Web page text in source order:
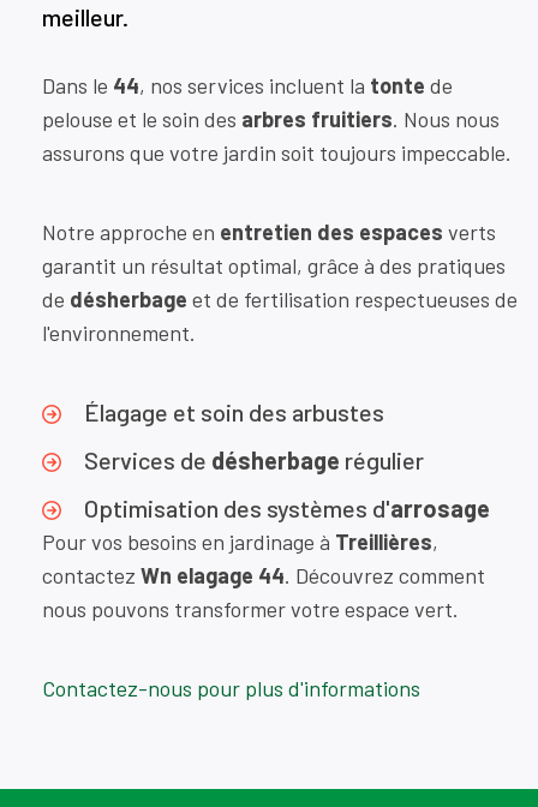
meilleur.
Dans le 44, nos services incluent la tonte de
pelouse et le soin des arbres fruitiers. Nous nous
assurons que votre jardin soit toujours impeccable.
Notre approche en entretien des espaces verts
garantit un résultat optimal, grâce à des pratiques
de désherbage et de fertilisation respectueuses de
l'environnement.
Élagage et soin des arbustes
Services de désherbage régulier
Optimisation des systèmes d'arrosage
Pour vos besoins en jardinage à Treillières,
contactez Wn elagage 44. Découvrez comment
nous pouvons transformer votre espace vert.
Contactez-nous pour plus d'informations